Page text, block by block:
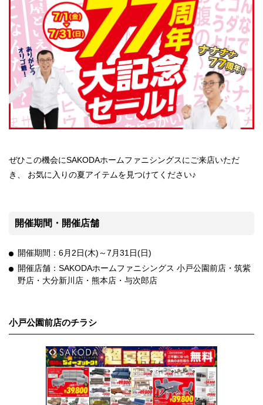
ぜひこの機会にSAKODAホームファニシングスにご来店いただ
き、
お気に入りの夏アイテムを見つけてください♪
開催期間・開催店舗
開催期間：6月2日(木)～7月31日(日)
開催店舗：SAKODAホームファニシングス 小戸公園前店・筑紫
野店・大分新川店・熊本店・与次郎店
小戸公園前店のチラシ